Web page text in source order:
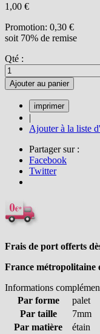
1,00 €
Promotion: 0,30 €
soit 70% de remise
Qté :
Ajouter au panier
|
Ajouter à la liste
Partager sur :
Facebook
Twitter
Frais de port offerts
France métropolitaine
Informations
Par forme
palet
Par taille
7mm
Par matière
étain